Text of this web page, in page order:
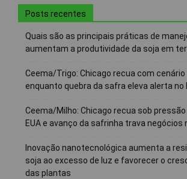
Posts recentes
Quais são as principais práticas de
aumentam a produtividade da soja em
Ceema/Trigo: Chicago recua com cenário
enquanto quebra da safra eleva alerta no
Ceema/Milho: Chicago recua sob
EUA e avanço da safrinha trava negócios
Inovação nanotecnológica aumenta a
soja ao excesso de luz e favorecer o
das plantas